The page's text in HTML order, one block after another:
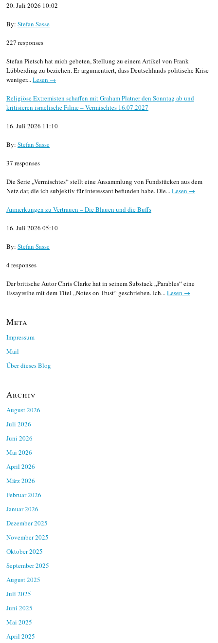
20. Juli 2026 10:02
By: Stefan Sasse
227 responses
Stefan Pietsch hat mich gebeten, Stellung zu einem Artikel von Frank
Lübberding zu beziehen. Er argumentiert, dass Deutschlands politische Krise
weniger...Lesen →
Religiöse Extremisten schaffen mit Graham Platner den Sonntag ab und
kritisieren israelische Filme – Vermischtes 16.07.2027
16. Juli 2026 11:10
By: Stefan Sasse
37 responses
Die Serie „Vermischtes“ stellt eine Ansammlung von Fundstücken aus dem
Netz dar, die ich subjektiv für interessant befunden habe. Die...Lesen →
Anmerkungen zu Vertrauen – Die Blauen und die Buffs
16. Juli 2026 05:10
By: Stefan Sasse
4 responses
Der britische Autor Chris Clarke hat in seinem Substack „Parables“ eine
Essayreihe mit dem Titel „Notes on Trust“ geschrieben. Ich...Lesen →
Meta
Impressum
Mail
Über dieses Blog
Archiv
August 2026
Juli 2026
Juni 2026
Mai 2026
April 2026
März 2026
Februar 2026
Januar 2026
Dezember 2025
November 2025
Oktober 2025
September 2025
August 2025
Juli 2025
Juni 2025
Mai 2025
April 2025